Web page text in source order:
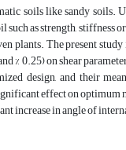
soils like sandy soils.
as strength,
plants. The present
% 0.25) on shear
design, and their
effect on
increase in angle of